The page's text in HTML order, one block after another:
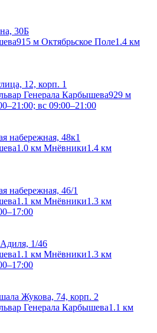
30Б
915 м Октябрьское Поле1.4 км
12, корп. 1
Генерала Карбышева929 м
вс 09:00–21:00
набережная, 48к1
1.0 км Мнёвники1.4 км
набережная, 46/1
1.1 км Мнёвники1.3 км
1/46
1.1 км Мнёвники1.3 км
Жукова, 74, корп. 2
Генерала Карбышева1.1 км